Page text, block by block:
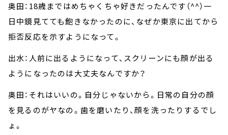
奥田：18歳まではめちゃくちゃ好きだったんです（^^）一
日中鏡見てても飽きなかったのに、なぜか東京に出てから
拒否反応を示すようになって。
出水：人前に出るようになって、スクリーンにも顔が出る
ようになったのは大丈夫なんですか？
奥田：それはいいの。自分じゃないから。日常の自分の顔
を見るのがヤなの。歯を磨いたり、顔を洗ったりするでし
ょ。